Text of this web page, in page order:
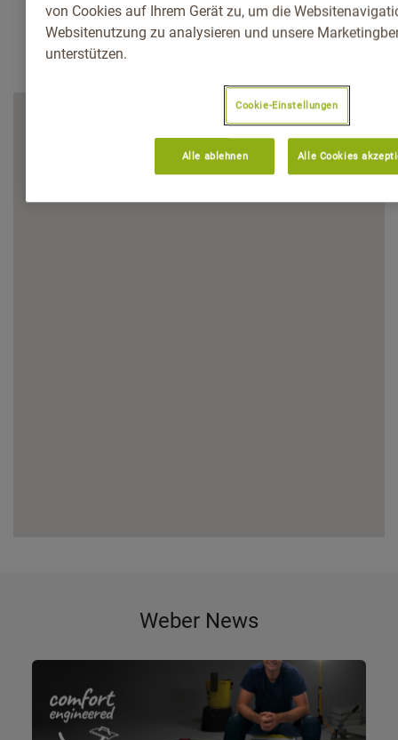
Weber News
von Cookies auf Ihrem Gerät zu, um die
Websitenutzung zu analysieren und unsere
unterstützen.
Cookie-Einstellungen
Alle ablehnen Alle Cookies